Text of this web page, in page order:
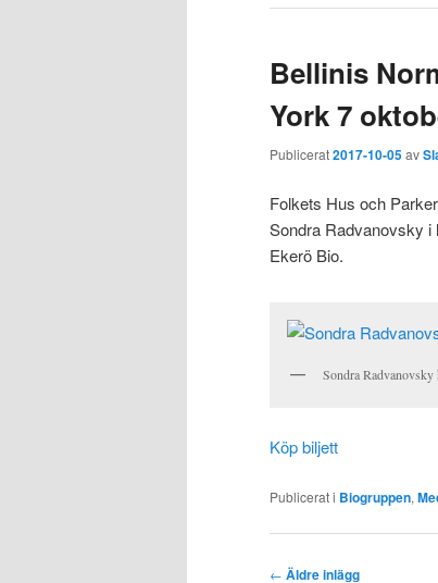
Bellinis
York 7
Publicerat2017-10-05av
Folkets Hus och
Sondra Radvanovsky i
Ekerö Bio.
Sondra
Köp biljett
Publicerat i Biogruppen,
Inläggsnavigering
← Äldre inlägg